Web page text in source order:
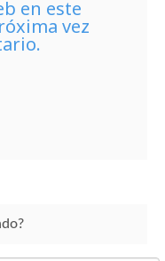
en este
vez